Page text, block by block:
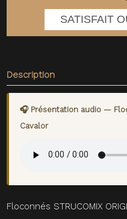
SATISFAIT
Description
🎧 Présentation audio —
Cavalor
Floconnés STRUCOMIX